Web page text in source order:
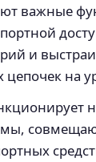
важные
и
цепочек на